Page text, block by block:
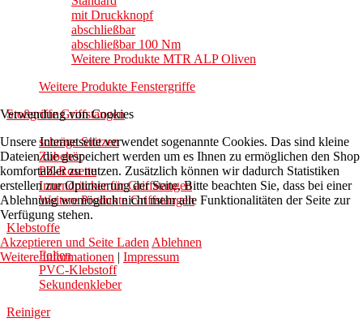
mit Druckknopf
abschließbar
abschließbar 100 Nm
Weitere Produkte MTR ALP Oliven
Weitere Produkte Fenstergriffe
Stoßgriffe Griffstangen
schräge Stützen
Zubehör
PZ-Rosette
Innendrücker für Griffstangen
Weitere Produkte Griffstangen
Klebstoffe
Folien
PVC-Klebstoff
Sekundenkleber
Reiniger
Verwendung von Cookies
Unsere Internetseite verwendet sogenannte Cookies. Das sind kleine
Dateien die gespeichert werden um es Ihnen zu ermöglichen den Shop
komfortabler zu nutzen. Zusätzlich können wir dadurch Statistiken
erstellen zur Optimierung der Seite. Bitte beachten Sie, dass bei einer
Ablehnung womöglich nicht mehr alle Funktionalitäten der Seite zur
Verfügung stehen.
Akzeptieren und Seite Laden Ablehnen
Weitere Informationen | Impressum